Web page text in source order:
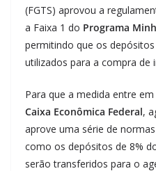
(FGTS) aprovou a
a Faixa 1 do Programa
permitindo que os
utilizados para a compra de
Para que a medida entre
Caixa Econômica Federal,
aprove uma série de
como os depósitos de 8%
serão transferidos para o